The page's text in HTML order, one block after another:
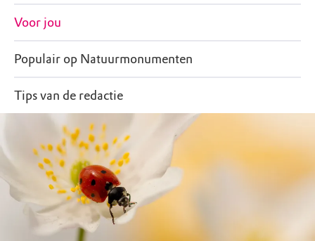
Voor jou
Populair op Natuurmonumenten
Tips van de redactie